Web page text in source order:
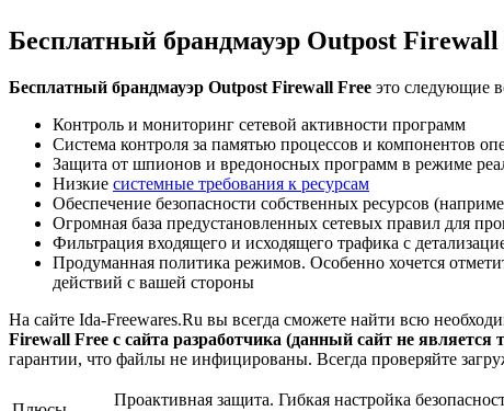
Бесплатный брандмауэр Outpost
Бесплатный брандмауэр Outpost Firewall Free это следующие
Контроль и мониторинг сетевой активности программ
Система контроля за памятью процессов и компонентов
Защита от шпионов и вредоносных программ в режиме
Низкие системные требования к ресурсам
Обеспечение безопасности собственных ресурсов
Огромная база предустановленных сетевых правил для
Фильтрация входящего и исходящего трафика с
Продуманная политика режимов. Особенно хочется
действий с вашей стороны
На сайте Ida-Freewares.Ru вы всегда сможете найти всю
Firewall Free с сайта разработчика (данный сайт не является
гарантии, что файлы не инфицированы. Всегда проверяйте
Проактивная защита. Гибкая настройка